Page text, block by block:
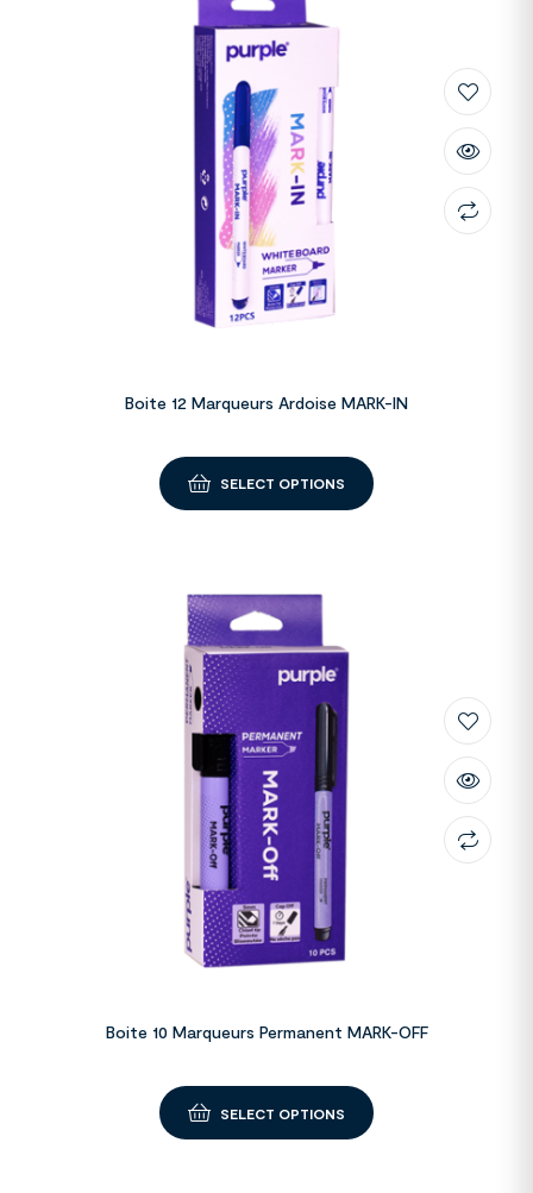
Boite 12 Marqueurs Ardoise MARK-IN
SELECT OPTIONS
Boite 10 Marqueurs Permanent MARK-OFF
SELECT OPTIONS